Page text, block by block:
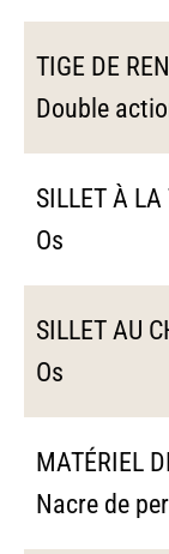
TIGE DE
Double
SILLET À LA
Os
SILLET AU
Os
MATÉRIEL
Nacre de